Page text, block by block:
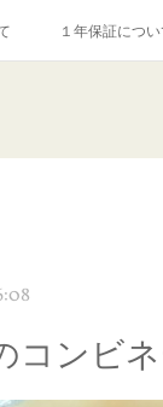
１年保証につ
コンビ